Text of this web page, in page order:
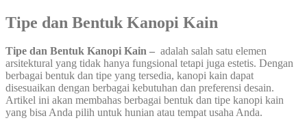
Tipe dan Bentuk Kanopi Kain
Tipe dan Bentuk Kanopi Kain – adalah salah satu elemen
arsitektural yang tidak hanya fungsional tetapi juga estetis. Dengan
berbagai bentuk dan tipe yang tersedia, kanopi kain dapat
disesuaikan dengan berbagai kebutuhan dan preferensi desain.
Artikel ini akan membahas berbagai bentuk dan tipe kanopi kain
yang bisa Anda pilih untuk hunian atau tempat usaha Anda.